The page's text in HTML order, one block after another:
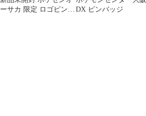
ーサカ 限定 ロゴピンズ
DX ピンバッジ